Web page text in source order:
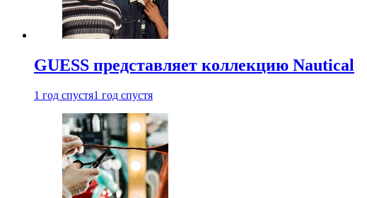
GUESS представляет коллекцию Nautical
1 год спустя1 год спустя